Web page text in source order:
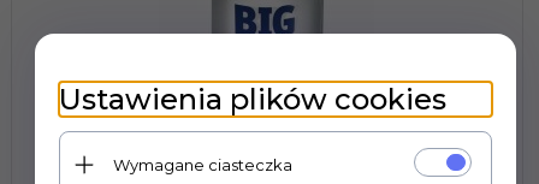
Ustawienia plików cookies
Wymagane ciasteczka